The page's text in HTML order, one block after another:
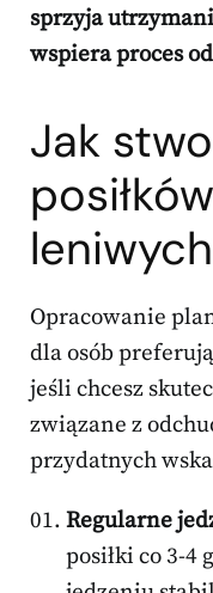
sprzyja
wspiera proces
Jak
Opracowanie
dla osób
jeśli chcesz
związane z
przydatnych
Regularne
posiłki co 3-4